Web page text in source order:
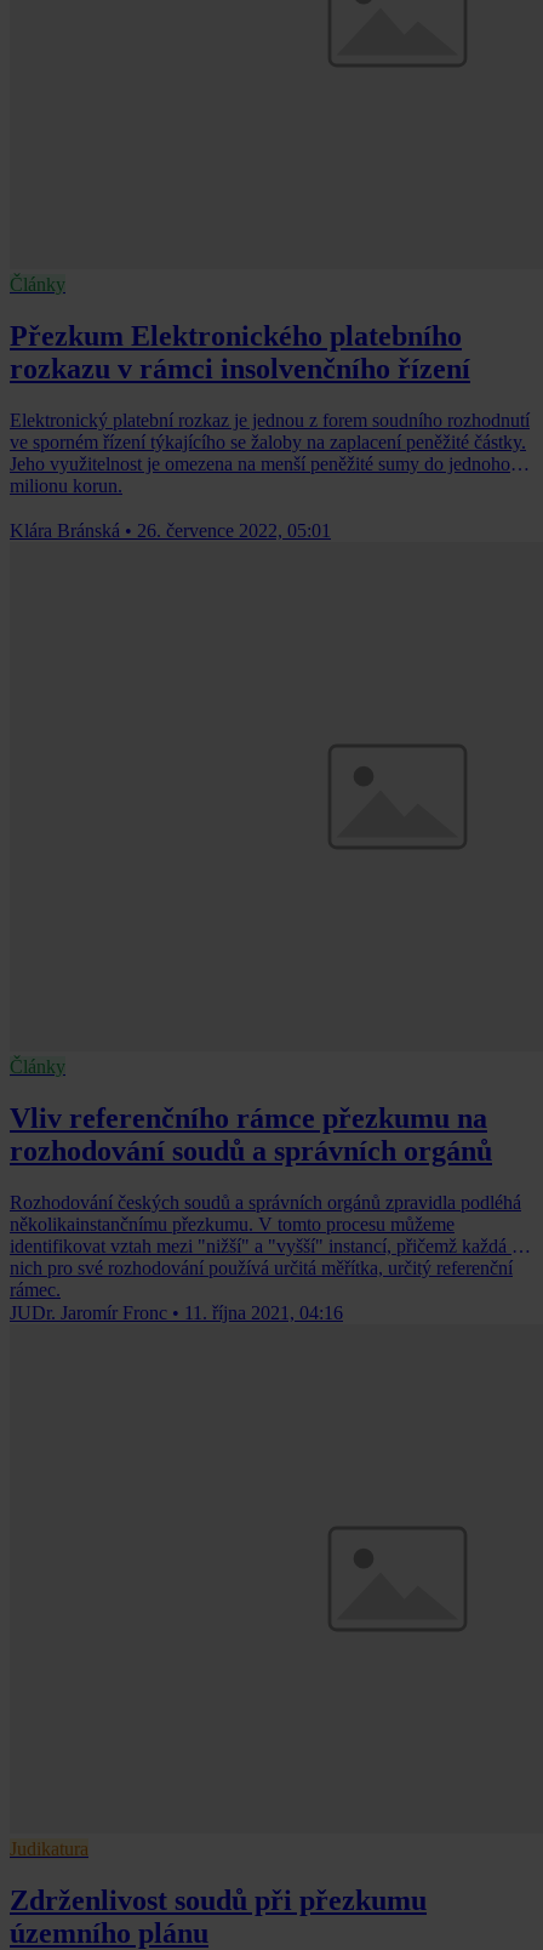
Články
Přezkum Elektronického platebního
rozkazu v rámci insolvenčního řízení
Elektronický platební rozkaz je jednou z forem soudního rozhodnutí
ve sporném řízení týkajícího se žaloby na zaplacení peněžité částky.
Jeho využitelnost je omezena na menší peněžité sumy do jednoho
milionu korun.
Klára Bránská • 26. července 2022, 05:01
Články
Vliv referenčního rámce přezkumu na
rozhodování soudů a správních orgánů
Rozhodování českých soudů a správních orgánů zpravidla podléhá
několikainstančnímu přezkumu. V tomto procesu můžeme
identifikovat vztah mezi "nižší" a "vyšší" instancí, přičemž každá z
nich pro své rozhodování používá určitá měřítka, určitý referenční
rámec.
JUDr. Jaromír Fronc • 11. října 2021, 04:16
Judikatura
Zdrženlivost soudů při přezkumu
územního plánu